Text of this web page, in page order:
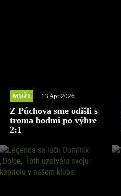
MUŽI 13 Apr 2026
Z Púchova sme odišli s
troma bodmi po výhre
2:1